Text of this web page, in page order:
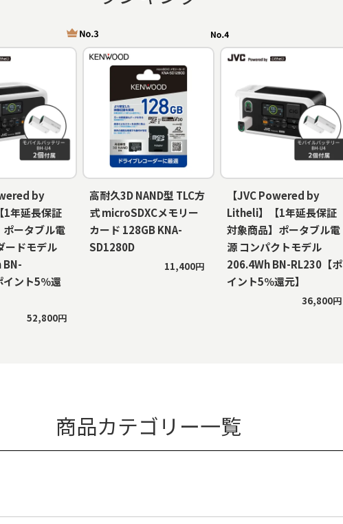
by
年延長保証
ータブル電
ードモデル
BN-
ント5％還
52,800円
高耐久3D NAND型 TLC方
式 microSDXCメモリー
カード 128GB KNA-
SD1280D
11,400円
【JVC Powered by
Litheli】【1年延長保証
対象商品】ポータブル電
源 コンパクトモデル
206.4Wh BN-RL230【ポ
イント5％還元】
36,800円
商品カテゴリー一覧